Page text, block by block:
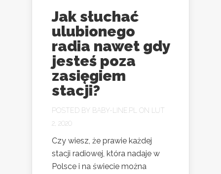
Jak słuchać
ulubionego
radia nawet gdy
jesteś poza
zasięgiem
stacji?
POSTED BY BABY-LINE.PL ON LUT
2, 2020
Czy wiesz, że prawie każdej
stacji radiowej, która nadaje w
Polsce i na świecie można